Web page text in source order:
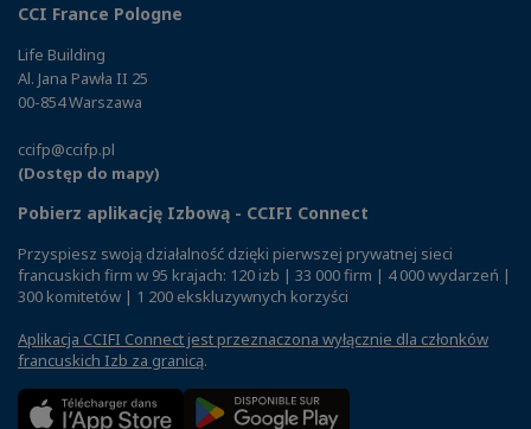
CCI France Pologne
Life Building
Al. Jana Pawła II 25
00-854 Warszawa
ccifp@ccifp.pl
(Dostęp do mapy)
Pobierz aplikację Izbową - CCIFI Connect
Przyspiesz swoją działalność dzięki pierwszej prywatnej sieci
francuskich firm w 95 krajach: 120 izb | 33 000 firm | 4 000 wydarzeń |
300 komitetów | 1 200 ekskluzywnych korzyści
Aplikacja CCIFI Connect jest przeznaczona wyłącznie dla członków
francuskich Izb za granicą.